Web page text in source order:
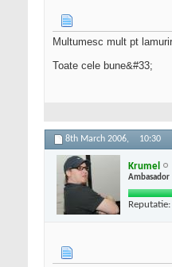
Multumesc mult pt
Toate cele bune&#33;
8th March 2006, 10:30
Krumel
Ambasador
Reputatie: